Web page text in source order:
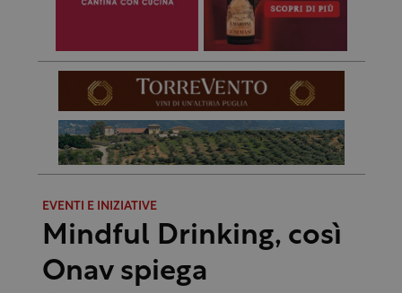
EVENTI E INIZIATIVE
Mindful Drinking, così
Onav spiega